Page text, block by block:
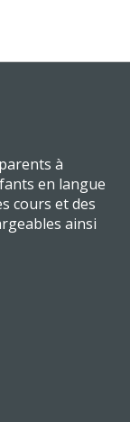
à
en langue
cours et des
ainsi